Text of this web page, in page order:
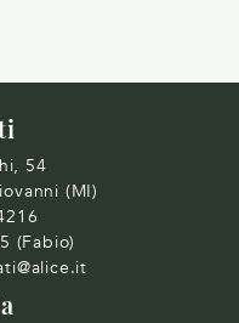
54
(MI)
(Fabio)